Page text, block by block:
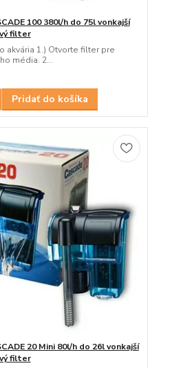
100 380l/h do 75l vonkajší
filter
akvária 1.) Otvorte filter pre
média. 2...
Pridať do košíka
20 Mini 80l/h do 26l vonkajší
filter